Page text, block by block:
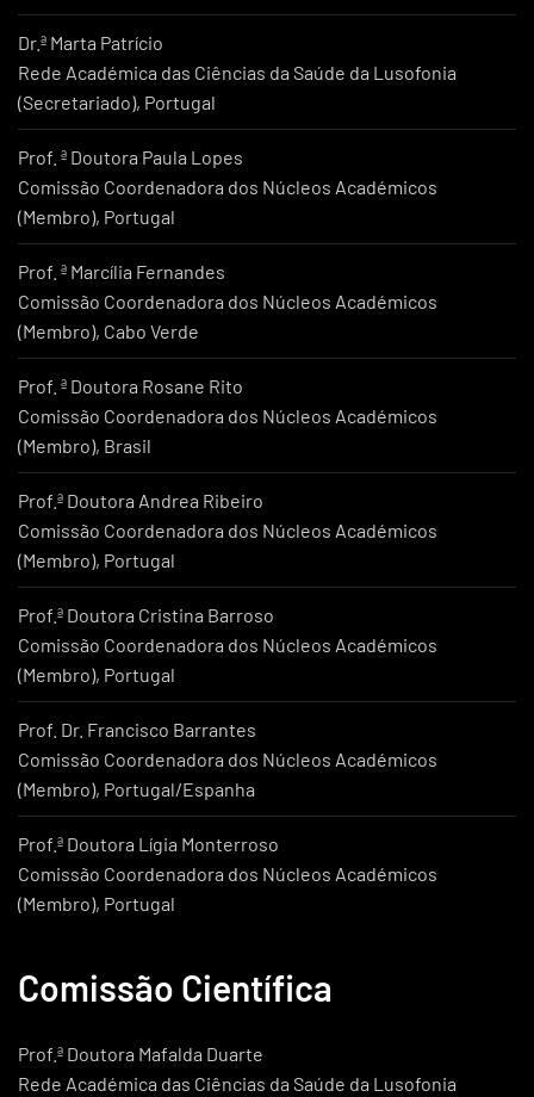
Dr.ª Marta Patrício
Rede Académica das Ciências da Saúde da Lusofonia
(Secretariado), Portugal
Prof. ª Doutora Paula Lopes
Comissão Coordenadora dos Núcleos Académicos
(Membro), Portugal
Prof. ª Marcília Fernandes
Comissão Coordenadora dos Núcleos Académicos
(Membro), Cabo Verde
Prof. ª Doutora Rosane Rito
Comissão Coordenadora dos Núcleos Académicos
(Membro), Brasil
Prof.ª Doutora Andrea Ribeiro
Comissão Coordenadora dos Núcleos Académicos
(Membro), Portugal
Prof.ª Doutora Cristina Barroso
Comissão Coordenadora dos Núcleos Académicos
(Membro), Portugal
Prof. Dr. Francisco Barrantes
Comissão Coordenadora dos Núcleos Académicos
(Membro), Portugal/Espanha
Prof.ª Doutora Lígia Monterroso
Comissão Coordenadora dos Núcleos Académicos
(Membro), Portugal
Comissão Científica
Prof.ª Doutora Mafalda Duarte
Rede Académica das Ciências da Saúde da Lusofonia